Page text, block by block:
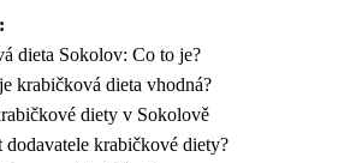
dieta Sokolov: Co to je?
krabičková dieta vhodná?
diety v Sokolově
dodavatele krabičkové diety?